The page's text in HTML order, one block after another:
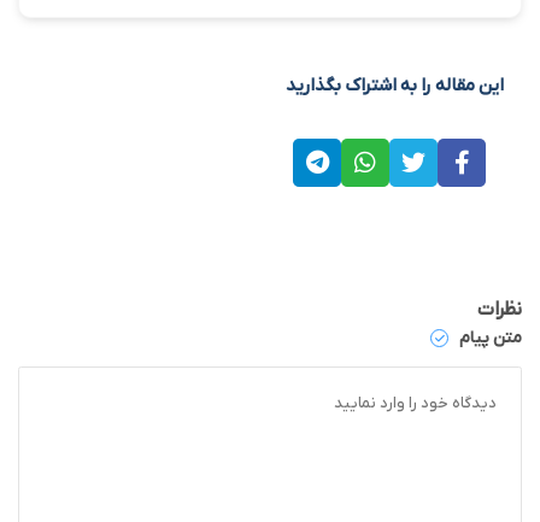
این مقاله را به اشتراک بگذارید
نظرات
متن پیام